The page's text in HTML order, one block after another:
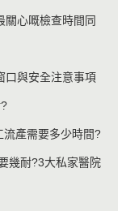
關心嘅檢查時間同
口與安全注意事項
流產需要多少時間?
幾耐?3大私家醫院